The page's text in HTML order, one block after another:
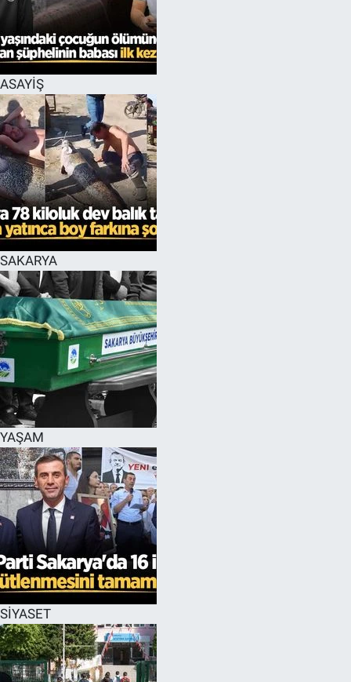
ASAYİŞ
SAKARYA
YAŞAM
SİYASET
EĞİTİM
ÖZEL HABER
HALK54 PANORAMA